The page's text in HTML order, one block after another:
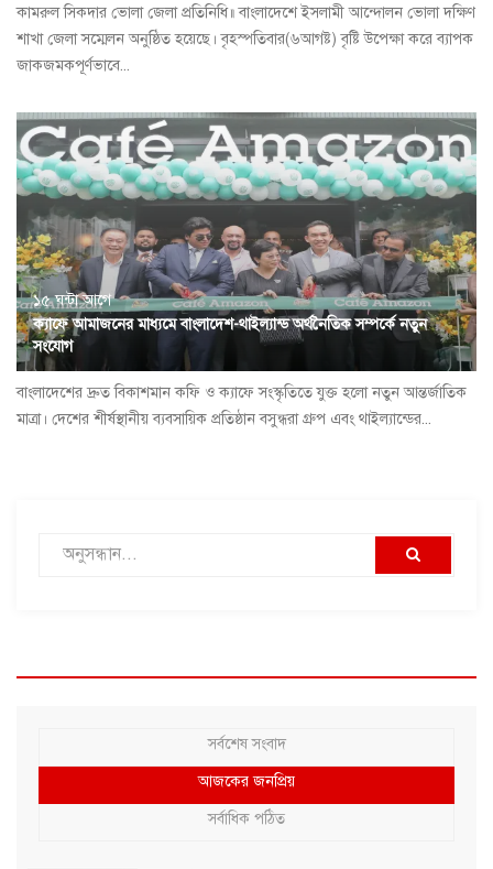
কামরুল সিকদার ভোলা জেলা প্রতিনিধি॥ বাংলাদেশে ইসলামী আন্দোলন ভোলা দক্ষিণ
শাখা জেলা সম্মেলন অনুষ্ঠিত হয়েছে। বৃহস্পতিবার(৬আগষ্ট) বৃষ্টি উপেক্ষা করে ব্যাপক
জাকজমকপূর্ণভাবে...
১৫ ঘন্টা আগে
ক্যাফে আমাজনের মাধ্যমে বাংলাদেশ-থাইল্যান্ড অর্থনৈতিক সম্পর্কে নতুন
সংযোগ
বাংলাদেশের দ্রুত বিকাশমান কফি ও ক্যাফে সংস্কৃতিতে যুক্ত হলো নতুন আন্তর্জাতিক
মাত্রা। দেশের শীর্ষস্থানীয় ব্যবসায়িক প্রতিষ্ঠান বসুন্ধরা গ্রুপ এবং থাইল্যান্ডের...
সর্বশেষ সংবাদ
আজকের জনপ্রিয়
সর্বাধিক পঠিত